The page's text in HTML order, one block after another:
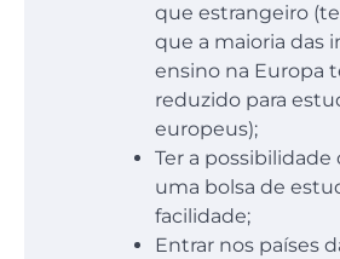
que estrangeiro
que a maioria das
ensino na Europa
reduzido para
europeus);
Ter a
uma bolsa de
facilidade;
Entrar nos países